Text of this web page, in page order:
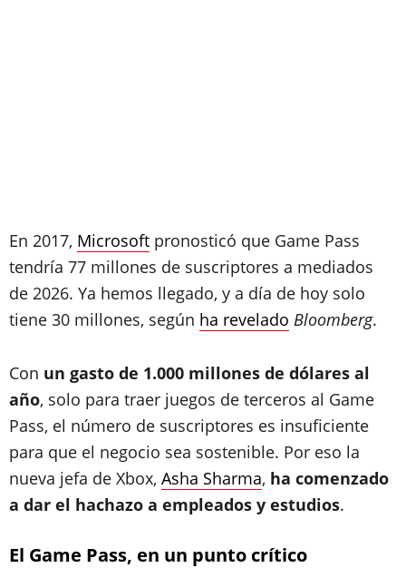
En 2017, Microsoft pronosticó que Game Pass
tendría 77 millones de suscriptores a mediados
de 2026. Ya hemos llegado, y a día de hoy solo
tiene 30 millones, según ha revelado Bloomberg.
Con un gasto de 1.000 millones de dólares al
año, solo para traer juegos de terceros al Game
Pass, el número de suscriptores es insuficiente
para que el negocio sea sostenible. Por eso la
nueva jefa de Xbox, Asha Sharma, ha comenzado
a dar el hachazo a empleados y estudios.
El Game Pass, en un punto crítico